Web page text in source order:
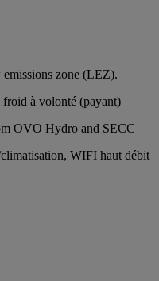
zone (LEZ).
à volonté (payant)
OVO Hydro and SECC
WIFI haut débit